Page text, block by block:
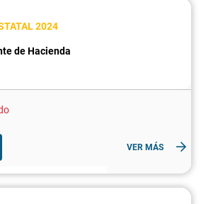
2024
de Hacienda
VER MÁS